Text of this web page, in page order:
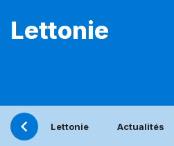
Lettonie
Lettonie Actualités